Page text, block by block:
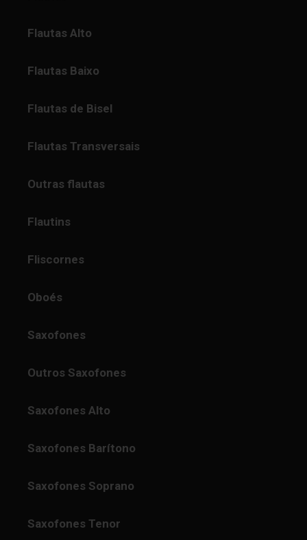
Flautas Alto
Flautas Baixo
Flautas de Bisel
Flautas Transversais
Outras flautas
Flautins
Fliscornes
Oboés
Saxofones
Outros Saxofones
Saxofones Alto
Saxofones Barítono
Saxofones Soprano
Saxofones Tenor